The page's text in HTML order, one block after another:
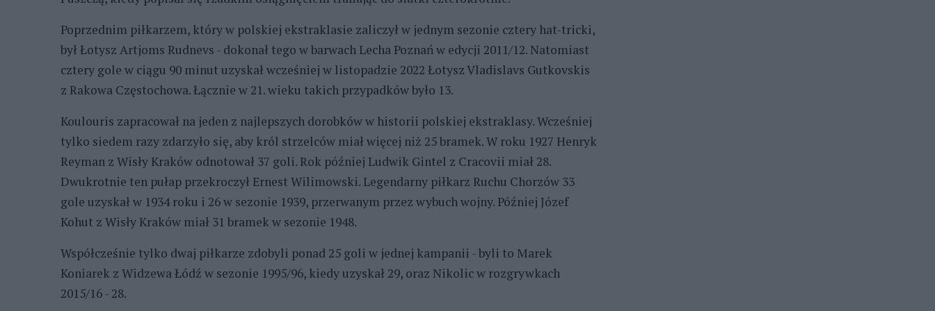
Poprzednim piłkarzem, który w polskiej ekstraklasie zaliczył w jednym sezonie cztery hat-tricki,
był Łotysz Artjoms Rudnevs - dokonał tego w barwach Lecha Poznań w edycji 2011/12. Natomiast
cztery gole w ciągu 90 minut uzyskał wcześniej w listopadzie 2022 Łotysz Vladislavs Gutkovskis
z Rakowa Częstochowa. Łącznie w 21. wieku takich przypadków było 13.
Koulouris zapracował na jeden z najlepszych dorobków w historii polskiej ekstraklasy. Wcześniej
tylko siedem razy zdarzyło się, aby król strzelców miał więcej niż 25 bramek. W roku 1927 Henryk
Reyman z Wisły Kraków odnotował 37 goli. Rok później Ludwik Gintel z Cracovii miał 28.
Dwukrotnie ten pułap przekroczył Ernest Wilimowski. Legendarny piłkarz Ruchu Chorzów 33
gole uzyskał w 1934 roku i 26 w sezonie 1939, przerwanym przez wybuch wojny. Później Józef
Kohut z Wisły Kraków miał 31 bramek w sezonie 1948.
Współcześnie tylko dwaj piłkarze zdobyli ponad 25 goli w jednej kampanii - byli to Marek
Koniarek z Widzewa Łódź w sezonie 1995/96, kiedy uzyskał 29, oraz Nikolic w rozgrywkach
2015/16 - 28.